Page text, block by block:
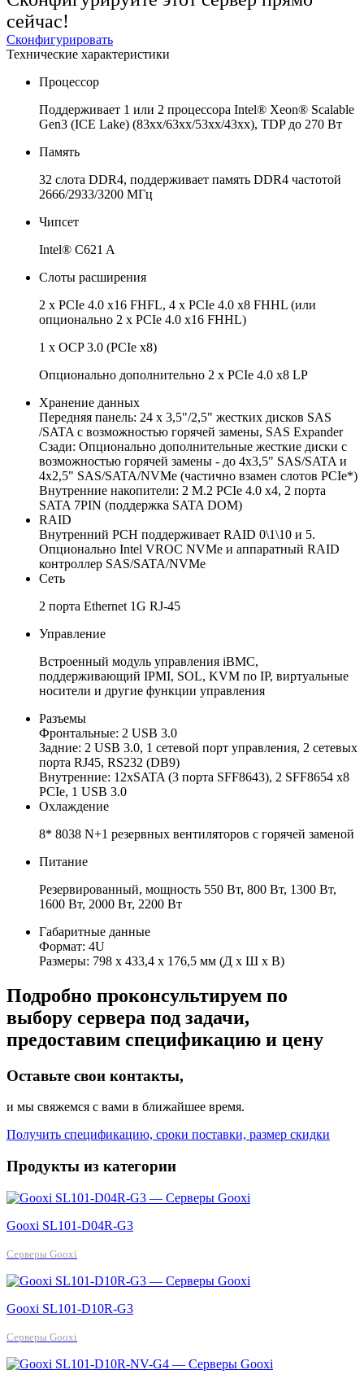
сейчас!
Сконфигурировать
Технические характеристики
Процессор
Поддерживает 1 или 2 процессора Intel® Xeon® Scalable
Gen3 (ICE Lake) (83xx/63xx/53xx/43xx), TDP до 270 Вт
Память
32 слота DDR4, поддерживает память DDR4 частотой
2666/2933/3200 МГц
Чипсет
Intel® C621 A
Слоты расширения
2 х PCIe 4.0 x16 FHFL, 4 х PCIe 4.0 x8 FHHL (или
опционально 2 х PCIe 4.0 x16 FHHL)
1 х OCP 3.0 (PCIe x8)
Опционально дополнительно 2 х PCIe 4.0 x8 LP
Хранение данных
Передняя панель: 24 x 3,5"/2,5" жестких дисков SAS
/SATA с возможностью горячей замены, SAS Expander
Сзади: Опционально дополнительные жесткие диски с
возможностью горячей замены - до 4x3,5" SAS/SATA и
4x2,5" SAS/SATA/NVMe (частично взамен слотов PCIe*)
Внутренние накопители: 2 M.2 PCIe 4.0 x4, 2 порта
SATA 7PIN (поддержка SATA DOM)
RAID
Внутренний PCH поддерживает RAID 0\1\10 и 5.
Опционально Intel VROC NVMe и аппаратный RAID
контроллер SAS/SATA/NVMe
Сеть
2 порта Ethernet 1G RJ-45
Управление
Встроенный модуль управления iBMC,
поддерживающий IPMI, SOL, KVM по IP, виртуальные
носители и другие функции управления
Разъемы
Фронтальные: 2 USB 3.0
Задние: 2 USB 3.0, 1 сетевой порт управления, 2 сетевых
порта RJ45, RS232 (DB9)
Внутренние: 12хSATA (3 порта SFF8643), 2 SFF8654 x8
PCIe, 1 USB 3.0
Охлаждение
8* 8038 N+1 резервных вентиляторов с горячей заменой
Питание
Резервированный, мощность 550 Вт, 800 Вт, 1300 Вт,
1600 Вт, 2000 Вт, 2200 Вт
Габаритные данные
Формат: 4U
Размеры: 798 x 433,4 x 176,5 мм (Д x Ш x В)
Подробно проконсультируем по
выбору сервера под задачи,
предоставим спецификацию и цену
Оставьте свои контакты,
и мы свяжемся с вами в ближайшее время.
Получить спецификацию, сроки поставки, размер скидки
Продукты из категории
Gooxi SL101-D04R-G3
Серверы Gooxi
Gooxi SL101-D10R-G3
Серверы Gooxi